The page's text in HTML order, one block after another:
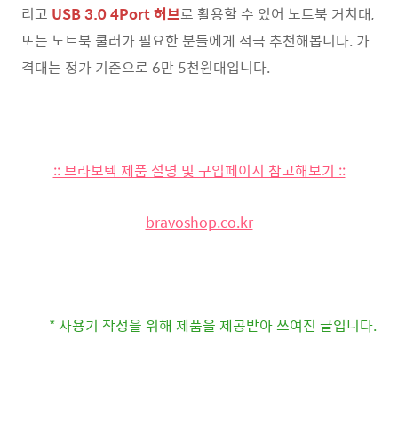
리고 USB 3.0 4Port 허브로 활용할 수 있어 노트북 거치대,
또는 노트북 쿨러가 필요한 분들에게 적극 추천해봅니다. 가
격대는 정가 기준으로 6만 5천원대입니다.
:: 브라보텍 제품 설명 및 구입페이지 참고해보기 ::
bravoshop.co.kr
* 사용기 작성을 위해 제품을 제공받아 쓰여진 글입니다.